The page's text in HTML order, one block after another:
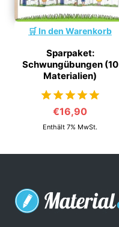
In den Warenkorb
Sparpaket:
Schwungübungen (10
Materialien)
von 5
€16,90
Enthält 7% MwSt.